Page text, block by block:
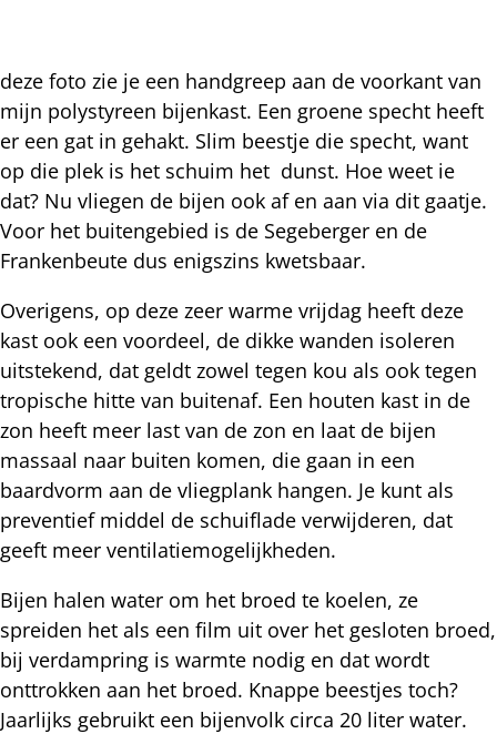
deze foto zie je een handgreep aan de voorkant van
mijn polystyreen bijenkast. Een groene specht heeft
er een gat in gehakt. Slim beestje die specht, want
op die plek is het schuim het dunst. Hoe weet ie
dat? Nu vliegen de bijen ook af en aan via dit gaatje.
Voor het buitengebied is de Segeberger en de
Frankenbeute dus enigszins kwetsbaar.
Overigens, op deze zeer warme vrijdag heeft deze
kast ook een voordeel, de dikke wanden isoleren
uitstekend, dat geldt zowel tegen kou als ook tegen
tropische hitte van buitenaf. Een houten kast in de
zon heeft meer last van de zon en laat de bijen
massaal naar buiten komen, die gaan in een
baardvorm aan de vliegplank hangen. Je kunt als
preventief middel de schuiflade verwijderen, dat
geeft meer ventilatiemogelijkheden.
Bijen halen water om het broed te koelen, ze
spreiden het als een film uit over het gesloten broed,
bij verdampring is warmte nodig en dat wordt
onttrokken aan het broed. Knappe beestjes toch?
Jaarlijks gebruikt een bijenvolk circa 20 liter water.